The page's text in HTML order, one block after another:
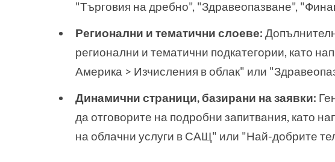
"Търговия на дребно", "Здравеопазване",
Регионални и тематични слоеве:
регионални и тематични подкатегории, като
Америка > Изчисления в облак" или
Динамични страници, базирани на заявки:
да отговорите на подробни запитвания, като
на облачни услуги в САЩ" или "Най-добрите